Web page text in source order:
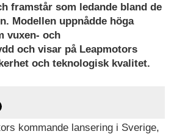
framstår som ledande bland de
Modellen uppnådde höga
vuxen- och
och visar på Leapmotors
och teknologisk kvalitet.
kommande lansering i Sverige,